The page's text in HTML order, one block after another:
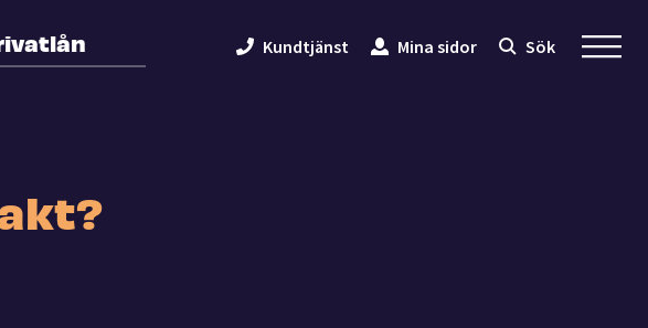
Kundtjänst Mina sidor Sök